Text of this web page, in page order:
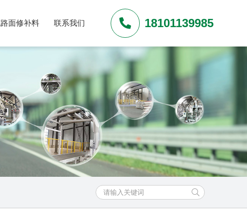
面修补料 联系我们 18101139985